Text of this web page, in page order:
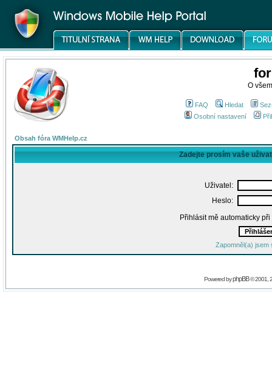
O
FAQ Hledat
Osobní nastavení
Obsah fóra WMHelp.cz
Zadejte prosím vaše
Uživatel:
Heslo:
Přihlásit mě automaticky
Zapomněl(a) jsem
Powered byphpBB© 2001,